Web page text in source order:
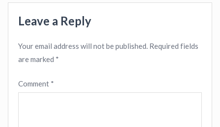
Leave a Reply
Your email address will not be published. Required fields
are marked *
Comment *